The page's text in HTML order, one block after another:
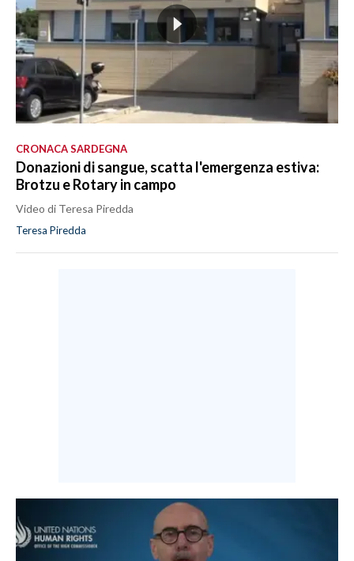
CRONACA SARDEGNA
Donazioni di sangue, scatta l'emergenza estiva:
Brotzu e Rotary in campo
Video di Teresa Piredda
Teresa Piredda